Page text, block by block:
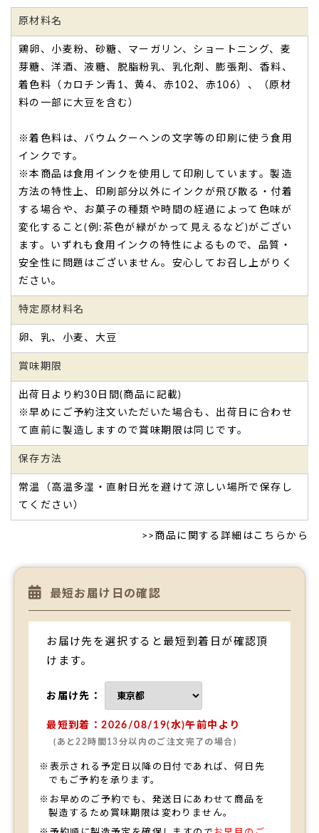
ウムクーヘン（10個入り）
すかったです。
お知り合いの年上の方々の集まりにお呼ばれした時にお渡し
しました。
文字もしっかりハッキリしており思ったよりバームクーヘン
が大きく甘さも控えめで食べやすかったです。（購入者様）
ご購入頂いた商品：オリジナル名入れ・メッセージ入れ小バ
ウムクーヘン（10個入り）
スローガンと学校名を入れて、素敵な仕上がりでし
た。
高校生の息子の野球部壮行会の記念品
クーヘンを購入しました。
スローガンと学校名を入れて、素敵な仕上がりでした。
壮行会後美味しくいただきました。
担当の方がとても丁寧に対応してくださり、支払いや発送な
ありがとうございました。
来年の壮行会担当にも引き継ぎたいと思います。（KV4様）
父の日に贈り、すごく喜んでくれました。
父の日に贈り、すごく喜んでくれました。
きるメッセージって気持ちを伝えられて良いと思います。
オリジナル名入れ・メッセージ入れ小バ
ウムクーヘン（5個入り）
原材料名
鶏卵、小麦粉、砂糖、マーガリン、ショートニング、麦
芽糖、洋酒、液糖、脱脂粉乳、乳化剤、膨張剤、香料、
着色料（カロチン青1、黄4、赤102、赤106）、（原材
料の一部に大豆を含む）
※着色料は、バウムクーヘンの文字等の印刷に使う食用
インクです。
※本商品は食用インクを使用して印刷しています。製造
方法の特性上、印刷部分以外にインクが飛び散る・付着
する場合や、お菓子の種類や時間の経過によって色味が
変化すること(例:茶色が緑がかって見えるなど)がござい
ます。いずれも食用インクの特性によるもので、品質・
安全性に問題はございません。安心してお召し上がりく
ださい。
特定原材料名
卵、乳、小麦、大豆
賞味期限
出荷日より約30日間(商品に記載)
※早めにご予約注文いただいた場合も、出荷日に合わせ
て直前に製造しますので賞味期限は同じです。
保存方法
常温（高温多湿・直射日光を避けて涼しい場所で保存し
てください）
>> 商品に関する詳細はこちらから
最短お届け日の確認
お届け先を選択すると最短到着日が確認頂
けます。
お届け先：
最短到着：2026/08/19(水)午前中より
(あと22時間13分以内のご注文完了の場合)
※表示される予定日以降の日付であれば、何日先
でもご予約を承ります。
※お早めのご予約でも、発送日にあわせて商品を
製造するため賞味期限は変わりません。
ご注文手続きに進む